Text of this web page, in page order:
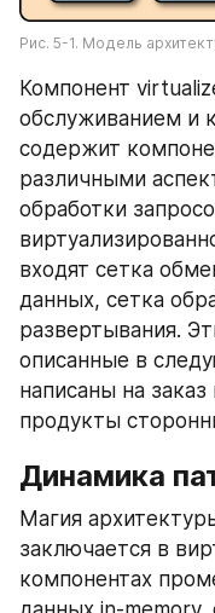
Рис. 5-1. Модель
Компонент
обслуживанием и
содержит
различными
обработки
входят сетка
данных, сетка
развертывания.
описанные в
написаны на
продукты
Динамика
Магия
заключается в
компонентах